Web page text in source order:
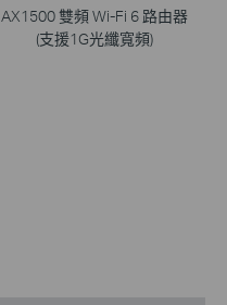
AX1500 雙頻 Wi-Fi 6 路由器
(支援1G光纖寬頻)